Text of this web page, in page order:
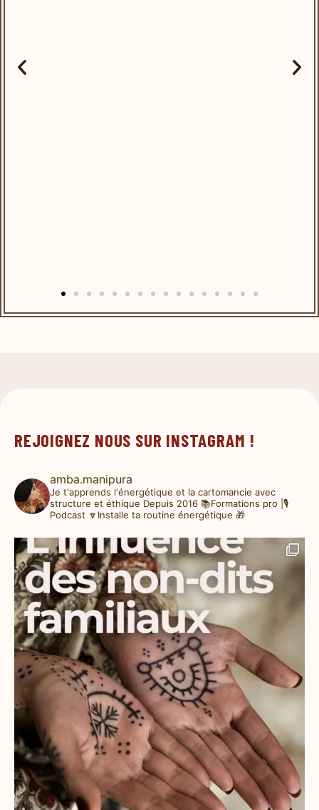
REJOIGNEZ NOUS SUR INSTAGRAM !
amba.manipura
Je t'apprends l'énergétique et la cartomancie avec
structure et éthique Depuis 2016 📚Formations pro |🎙️
Podcast 🔽Installe ta routine énergétique 🎁